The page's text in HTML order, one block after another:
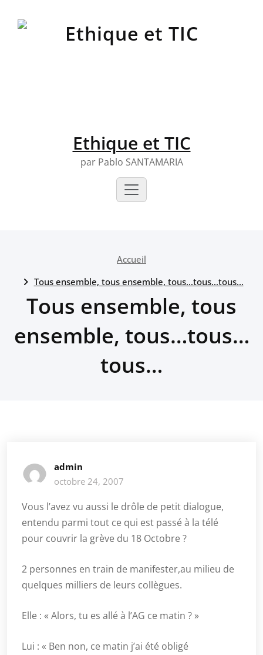
Ethique et TIC
par Pablo SANTAMARIA
Accueil
Tous ensemble, tous ensemble, tous…tous…tous…
Tous ensemble, tous
ensemble, tous…tous…
tous…
admin
octobre 24, 2007
Vous l’avez vu aussi le drôle de petit dialogue,
entendu parmi tout ce qui est passé à la télé
pour couvrir la grève du 18 Octobre ?
2 personnes en train de manifester,au milieu de
quelques milliers de leurs collègues.
Elle : « Alors, tu es allé à l’AG ce matin ? »
Lui : « Ben non, ce matin j’ai été obligé